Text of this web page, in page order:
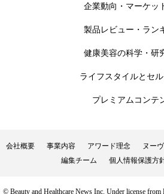
企業動向・マーケッ
製品レビュー・ラン
健康美容の科学・研
ライフスタイルとセ
プレミアムコンテ
会社概要 事業内容 アワード理念 ヌー
編集チーム
個人情報保護方
© Beauty and Healthcare News Inc. Under license